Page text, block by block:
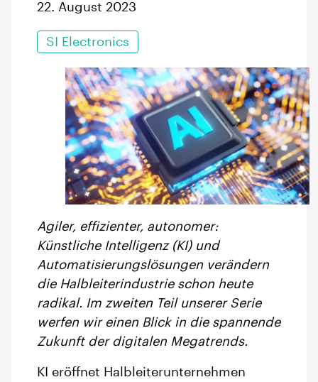
22. August 2023
SI Electronics
Agiler, effizienter, autonomer:
Künstliche Intelligenz (KI) und
Automatisierungslösungen verändern
die Halbleiterindustrie schon heute
radikal. Im zweiten Teil unserer Serie
werfen wir einen Blick in die spannende
Zukunft der digitalen Megatrends.
KI eröffnet Halbleiterunternehmen